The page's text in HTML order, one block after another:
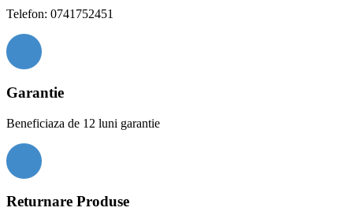
Telefon: 0741752451
Garantie
Beneficiaza de 12 luni garantie
Returnare Produse